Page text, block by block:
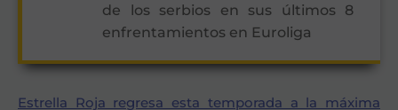
de los serbios en sus últimos 8
enfrentamientos en Euroliga
Estrella Roja regresa esta temporada a la máxima